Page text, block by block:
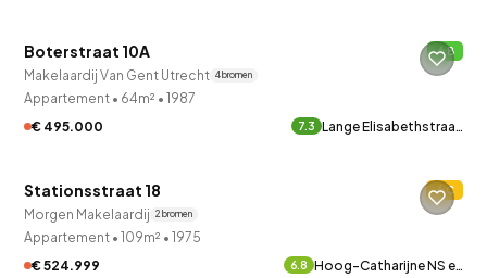
Onder bod
Boterstraat 10A B
Makelaardij Van Gent Utrecht 4 bronnen
Appartement • 64m² • 1987
€ 495.000
7.3 Lange Elisabethstraa…
Verkocht onder voorbehoud
QUICKLANE™
Stationsstraat 18 C
Morgen Makelaardij 2 bronnen
Appartement • 109m² • 1975
€ 524.999
6.8 Hoog-Catharijne NS e…
QUICKLANE™